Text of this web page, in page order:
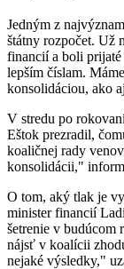
Jedným z
štátny rozpočet. Už
financií a boli
lepším číslam.
konsolidáciou, ako
V stredu po
Eštok prezradil,
koaličnej rady
konsolidácii,"
O tom, aký tlak je
minister financií
šetrenie v budúcom
nájsť v koalícii
nejaké výsledky,"